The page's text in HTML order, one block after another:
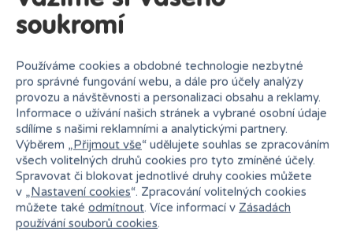
Proč nakupovat v Bambuli?
soukromí
Používáme cookies a obdobné technologie nezbytné
pro správné fungování webu, a dále pro účely analýzy
provozu a návštěvnosti a personalizaci obsahu a reklamy.
Informace o užívání našich stránek a vybrané osobní údaje
sdílíme s našimi reklamními a analytickými partnery.
Výběrem „Přijmout vše“ udělujete souhlas se zpracováním
všech volitelných druhů cookies pro tyto zmíněné účely.
Spravovat či blokovat jednotlivé druhy cookies můžete
v „Nastavení cookies“. Zpracování volitelných cookies
můžete také odmítnout. Více informací v Zásadách
používání souborů cookies.